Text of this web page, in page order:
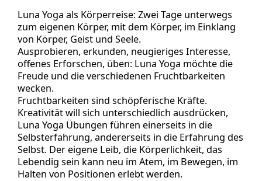
Luna Yoga als Körperreise: Zwei Tage unterwegs
zum eigenen Körper, mit dem Körper, im Einklang
von Körper, Geist und Seele.
Ausprobieren, erkunden, neugieriges Interesse,
offenes Erforschen, üben: Luna Yoga möchte die
Freude und die verschiedenen Fruchtbarkeiten
wecken.
Fruchtbarkeiten sind schöpferische Kräfte.
Kreativität will sich unterschiedlich ausdrücken,
Luna Yoga Übungen führen einerseits in die
Selbsterfahrung, andererseits in die Erfahrung des
Selbst. Der eigene Leib, die Körperlichkeit, das
Lebendig sein kann neu im Atem, im Bewegen, im
Halten von Positionen erlebt werden.